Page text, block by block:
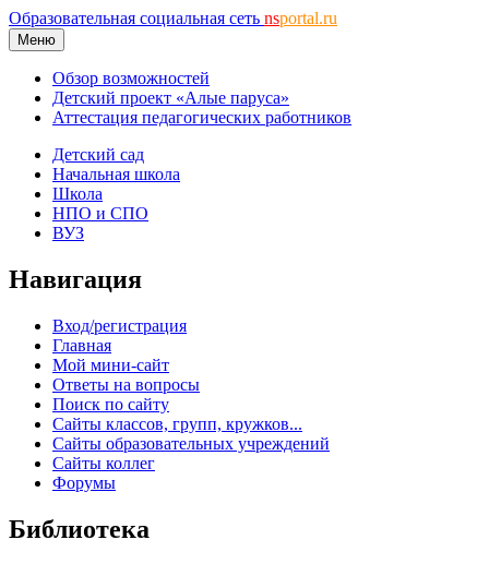
Образовательная социальная сеть nsportal.ru
Меню
Обзор возможностей
Детский проект «Алые паруса»
Аттестация педагогических работников
Детский сад
Начальная школа
Школа
НПО и СПО
ВУЗ
Навигация
Вход/регистрация
Главная
Мой мини-сайт
Ответы на вопросы
Поиск по сайту
Сайты классов, групп, кружков...
Сайты образовательных учреждений
Сайты коллег
Форумы
Библиотека